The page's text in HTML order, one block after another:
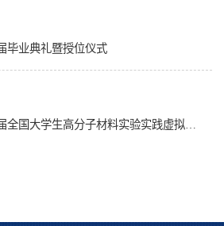
毕业典礼暨授位仪式